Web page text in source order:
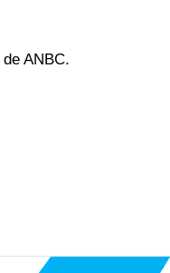
ANBC.